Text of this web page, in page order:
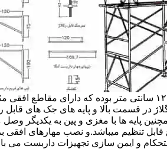
جک های قابل رگلاژ در قسمت بالای این داربست ها جهت هر ارتفاعی قابل تنظیم می باشد.عرض
در قسمت بالا و پایه های جک های
پایه ها با مغزی و پین به یکدیگر
قابل تنظیم میباشد.و نصب مهارهای
و ایمن سازی تجهیزات داربست می